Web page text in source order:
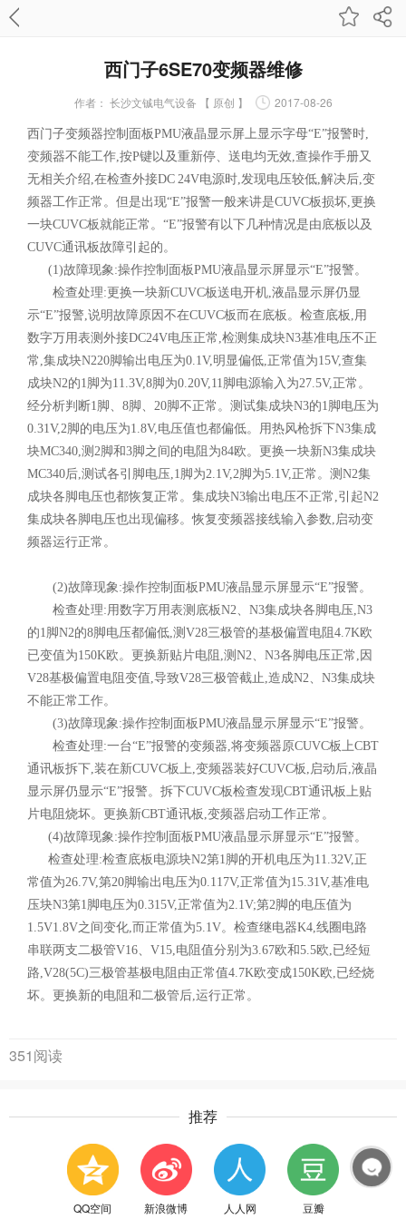
西门子6SE70变频器维修
作者： 长沙文铖电气设备 【 原创 】 2017-08-26
西门子变频器控制面板PMU液晶显示屏上显示字母“E”报警时,
变频器不能工作,按P键以及重新停、送电均无效,查操作手册又
无相关介绍,在检查外接DC 24V电源时,发现电压较低,解决后,变
频器工作正常。但是出现“E”报警一般来讲是CUVC板损坏,更换
一块CUVC板就能正常。“E”报警有以下几种情况是由底板以及
CUVC通讯板故障引起的。
(1)故障现象:操作控制面板PMU液晶显示屏显示“E”报警。
检查处理:更换一块新CUVC板送电开机,液晶显示屏仍显
示“E”报警,说明故障原因不在CUVC板而在底板。检查底板,用
数字万用表测外接DC24V电压正常,检测集成块N3基准电压不正
常,集成块N220脚输出电压为0.1V,明显偏低,正常值为15V,查集
成块N2的1脚为11.3V,8脚为0.20V,11脚电源输入为27.5V,正常。
经分析判断1脚、8脚、20脚不正常。测试集成块N3的1脚电压为
0.31V,2脚的电压为1.8V,电压值也都偏低。用热风枪拆下N3集成
块MC340,测2脚和3脚之间的电阻为84欧。更换一块新N3集成块
MC340后,测试各引脚电压,1脚为2.1V,2脚为5.1V,正常。测N2集
成块各脚电压也都恢复正常。集成块N3输出电压不正常,引起N2
集成块各脚电压也出现偏移。恢复变频器接线输入参数,启动变
频器运行正常。
(2)故障现象:操作控制面板PMU液晶显示屏显示“E”报警。
检查处理:用数字万用表测底板N2、N3集成块各脚电压,N3
的1脚N2的8脚电压都偏低,测V28三极管的基极偏置电阻4.7K欧
已变值为150K欧。更换新贴片电阻,测N2、N3各脚电压正常,因
V28基极偏置电阻变值,导致V28三极管截止,造成N2、N3集成块
不能正常工作。
(3)故障现象:操作控制面板PMU液晶显示屏显示“E”报警。
检查处理:一台“E”报警的变频器,将变频器原CUVC板上CBT
通讯板拆下,装在新CUVC板上,变频器装好CUVC板,启动后,液晶
显示屏仍显示“E”报警。拆下CUVC板检查发现CBT通讯板上贴
片电阻烧坏。更换新CBT通讯板,变频器启动工作正常。
(4)故障现象:操作控制面板PMU液晶显示屏显示“E”报警。
检查处理:检查底板电源块N2第1脚的开机电压为11.32V,正
常值为26.7V,第20脚输出电压为0.117V,正常值为15.31V,基准电
压块N3第1脚电压为0.315V,正常值为2.1V;第2脚的电压值为
1.5V1.8V之间变化,而正常值为5.1V。检查继电器K4,线圈电路
串联两支二极管V16、V15,电阻值分别为3.67欧和5.5欧,已经短
路,V28(5C)三极管基极电阻由正常值4.7K欧变成150K欧,已经烧
坏。更换新的电阻和二极管后,运行正常。
351阅读
推荐
QQ空间 新浪微博 人人网 豆瓣